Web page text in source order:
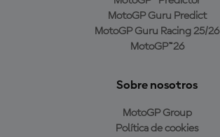
MotoGP Guru Predict
MotoGP Guru Racing 25/26
MotoGP™26
Sobre nosotros
MotoGP Group
Política de cookies